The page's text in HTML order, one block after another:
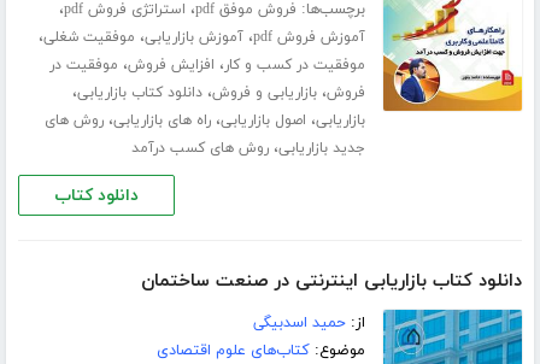
برچسب‌ها: فروش موفق pdf ، استراتژی فروش pdf ،
آموزش فروش pdf ،آموزش بازاریابی، موفقیت شغلی،
موفقیت در کسب و کار، افزایش فروش، موفقیت در
فروش،بازاریابی و فروش،دانلود کتاب بازاریابی،
بازاریابی، اصول بازاریابی،راه های بازاریابی،روش های
جدید بازاریابی،روش های کسب درآمد
دانلود کتاب
دانلود کتاب بازاریابی اینترنتی در صنعت ساختمان
از:حمید اسدبیگی
موضوع:کتاب‌های علوم اقتصادی